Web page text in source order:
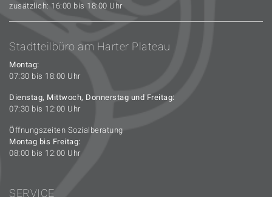
zusätzlich: 16:00 bis 18:00 Uhr
Stadtteilbüro am Harter Plateau
Montag:
07:30 bis 18:00 Uhr
Dienstag, Mittwoch, Donnerstag und Freitag:
07:30 bis 12:00 Uhr
Öffnungszeiten Sozialberatung
Montag bis Freitag:
08:00 bis 12:00 Uhr
SERVICE